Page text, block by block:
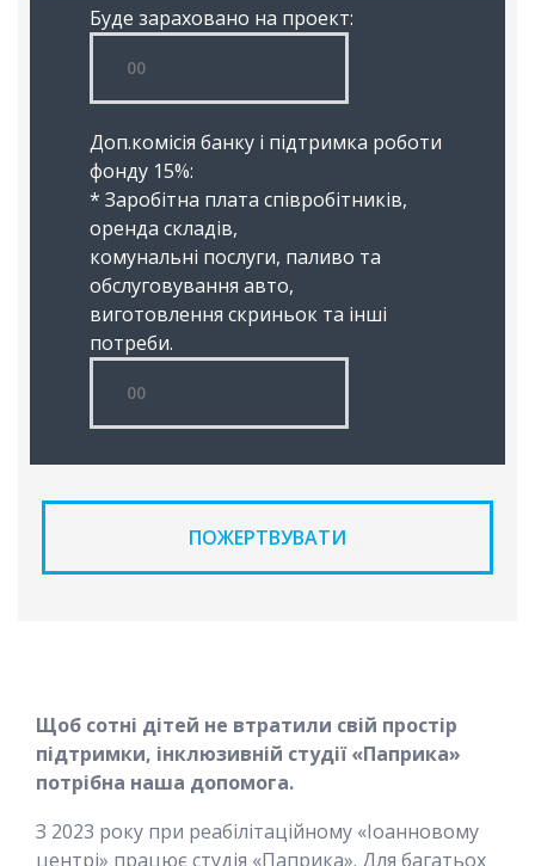
Буде зараховано на проект:
Доп.комісія банку і підтримка роботи
фонду 15%:
* Заробітна плата співробітників,
оренда складів,
комунальні послуги, паливо та
обслуговування авто,
виготовлення скриньок та інші
потреби.
ПОЖЕРТВУВАТИ
Щоб сотні дітей не втратили свій простір
підтримки, інклюзивній студії «Паприка»
потрібна наша допомога.
З 2023 року при реабілітаційному «Іоанновому
центрі» працює студія «Паприка». Для багатьох